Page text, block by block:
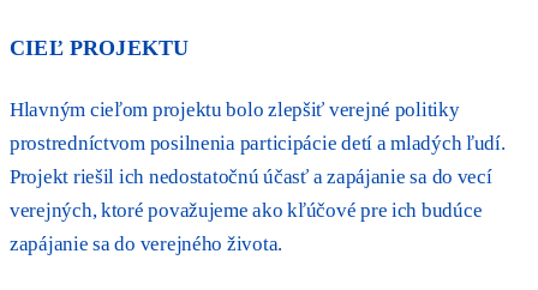
CIEĽ PROJEKTU
Hlavným cieľom projektu bolo zlepšiť verejné politiky
prostredníctvom posilnenia participácie detí a mladých ľudí.
Projekt riešil ich nedostatočnú účasť a zapájanie sa do vecí
verejných, ktoré považujeme ako kľúčové pre ich budúce
zapájanie sa do verejného života.